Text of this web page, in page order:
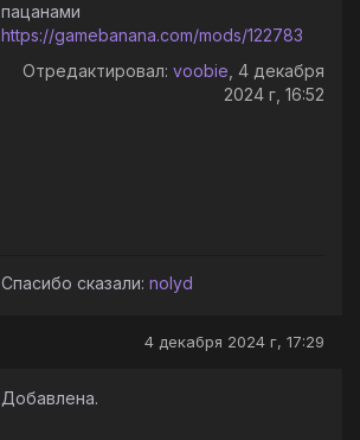
пацанами
https://gamebanana.com/mods/122783
Отредактировал: voobie , 4 декабря
2024 г, 16:52
Спасибо сказали: nolyd
4 декабря 2024 г, 17:29
Добавлена.